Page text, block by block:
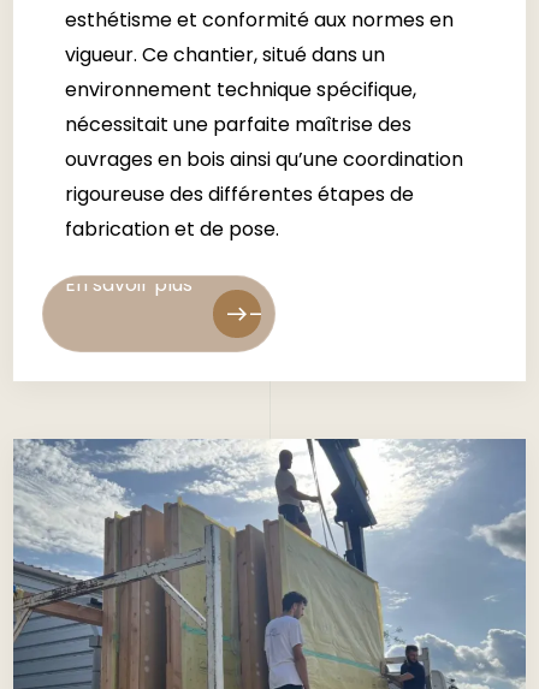
esthétisme et conformité aux normes en
vigueur. Ce chantier, situé dans un
environnement technique spécifique,
nécessitait une parfaite maîtrise des
ouvrages en bois ainsi qu’une coordination
rigoureuse des différentes étapes de
fabrication et de pose.
En savoir plus
easteast